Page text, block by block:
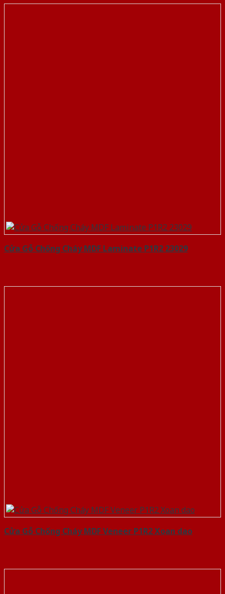
Cửa Gỗ Chống Cháy MDF Laminate P1R2 23029
Cửa Gỗ Chống Cháy MDF Veneer P1R2 Xoan dao